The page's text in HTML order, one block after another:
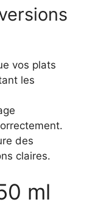
vos plats
les
des
claires.
ml